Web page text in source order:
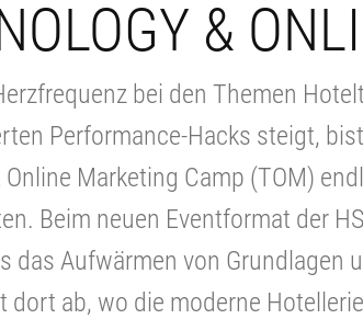
&
bei den Themen
Performance-Hacks steigt,
Marketing Camp (TOM)
Beim neuen Eventformat der
das Aufwärmen von Grundlagen
dort ab, wo die moderne